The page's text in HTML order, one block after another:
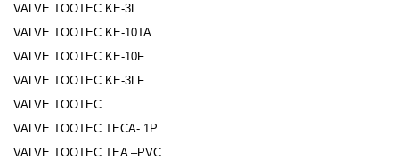
VALVE TOOTEC KE-3L
VALVE TOOTEC KE-10TA
VALVE TOOTEC KE-10F
VALVE TOOTEC KE-3LF
VALVE TOOTEC
VALVE TOOTEC TECA- 1P
VALVE TOOTEC TEA –PVC